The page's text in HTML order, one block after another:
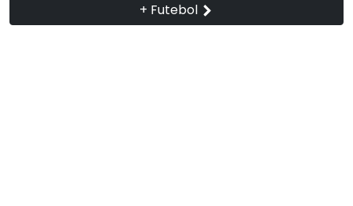
+ Futebol